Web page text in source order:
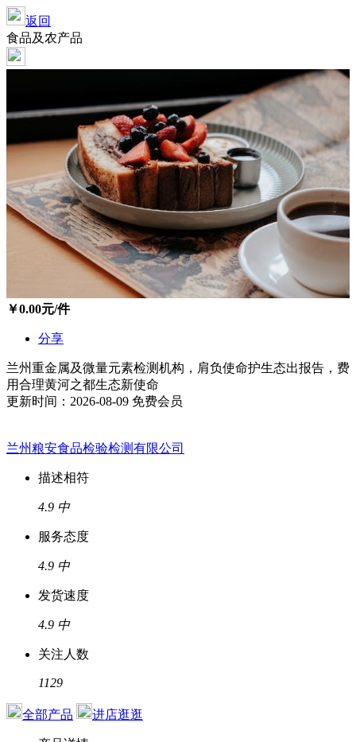
返回
食品及农产品
￥0.00元/件
分享
兰州重金属及微量元素检测机构，肩负使命护生态出报告，费
用合理黄河之都生态新使命
更新时间：2026-08-09 免费会员
兰州粮安食品检验检测有限公司
描述相符
4.9 中
服务态度
4.9 中
发货速度
4.9 中
关注人数
1129
全部产品 进店逛逛